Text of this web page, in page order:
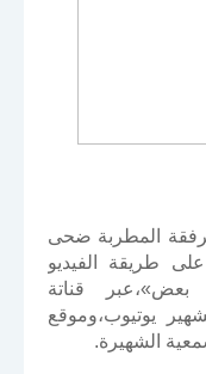
المطربة ضحى
طريقة الفيديو
بعض»،عبر قناتة
يوتيوب،وموقع
الشهيرة.